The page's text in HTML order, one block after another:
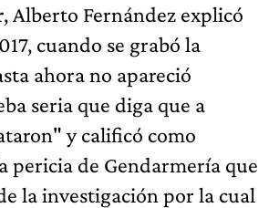
, Alberto Fernández explicó
cuando se grabó la
ahora no apareció
seria que diga que a
y calificó como
pericia de Gendarmería que
la investigación por la cual